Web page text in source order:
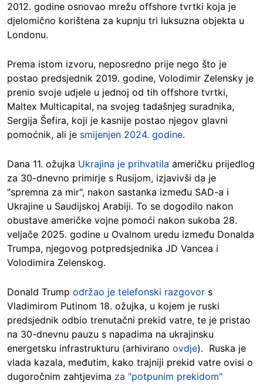
2012. godine osnovao mrežu offshore tvrtki koja je
djelomično korištena za kupnju tri luksuzna objekta u
Londonu.
Prema istom izvoru, neposredno prije nego što je
postao predsjednik 2019. godine, Volodimir Zelensky je
prenio svoje udjele u jednoj od tih offshore tvrtki,
Maltex Multicapital, na svojeg tadašnjeg suradnika,
Sergija Šefira, koji je kasnije postao njegov glavni
pomoćnik, ali je smijenjen 2024. godine.
Dana 11. ožujka Ukrajina je prihvatila američku prijedlog
za 30-dnevno primirje s Rusijom, izjavivši da je
"spremna za mir", nakon sastanka između SAD-a i
Ukrajine u Saudijskoj Arabiji. To se dogodilo nakon
obustave američke vojne pomoći nakon sukoba 28.
veljače 2025. godine u Ovalnom uredu između Donalda
Trumpa, njegovog potpredsjednika JD Vancea i
Volodimira Zelenskog.
Donald Trump održao je telefonski razgovor s
Vladimirom Putinom 18. ožujka, u kojem je ruski
predsjednik odbio trenutačni prekid vatre, te je pristao
na 30-dnevnu pauzu s napadima na ukrajinsku
energetsku infrastrukturu (arhivirano ovdje). Ruska je
vlada kazala, međutim, kako trajniji prekid vatre ovisi o
dugoročnim zahtjevima za "potpunim prekidom"